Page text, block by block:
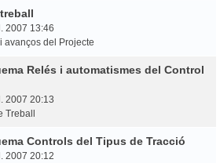
2007 13:46
avanços del Projecte
Relés i automatismes del Control
2007 20:13
Treball
Controls del Tipus de Tracció
2007 20:12